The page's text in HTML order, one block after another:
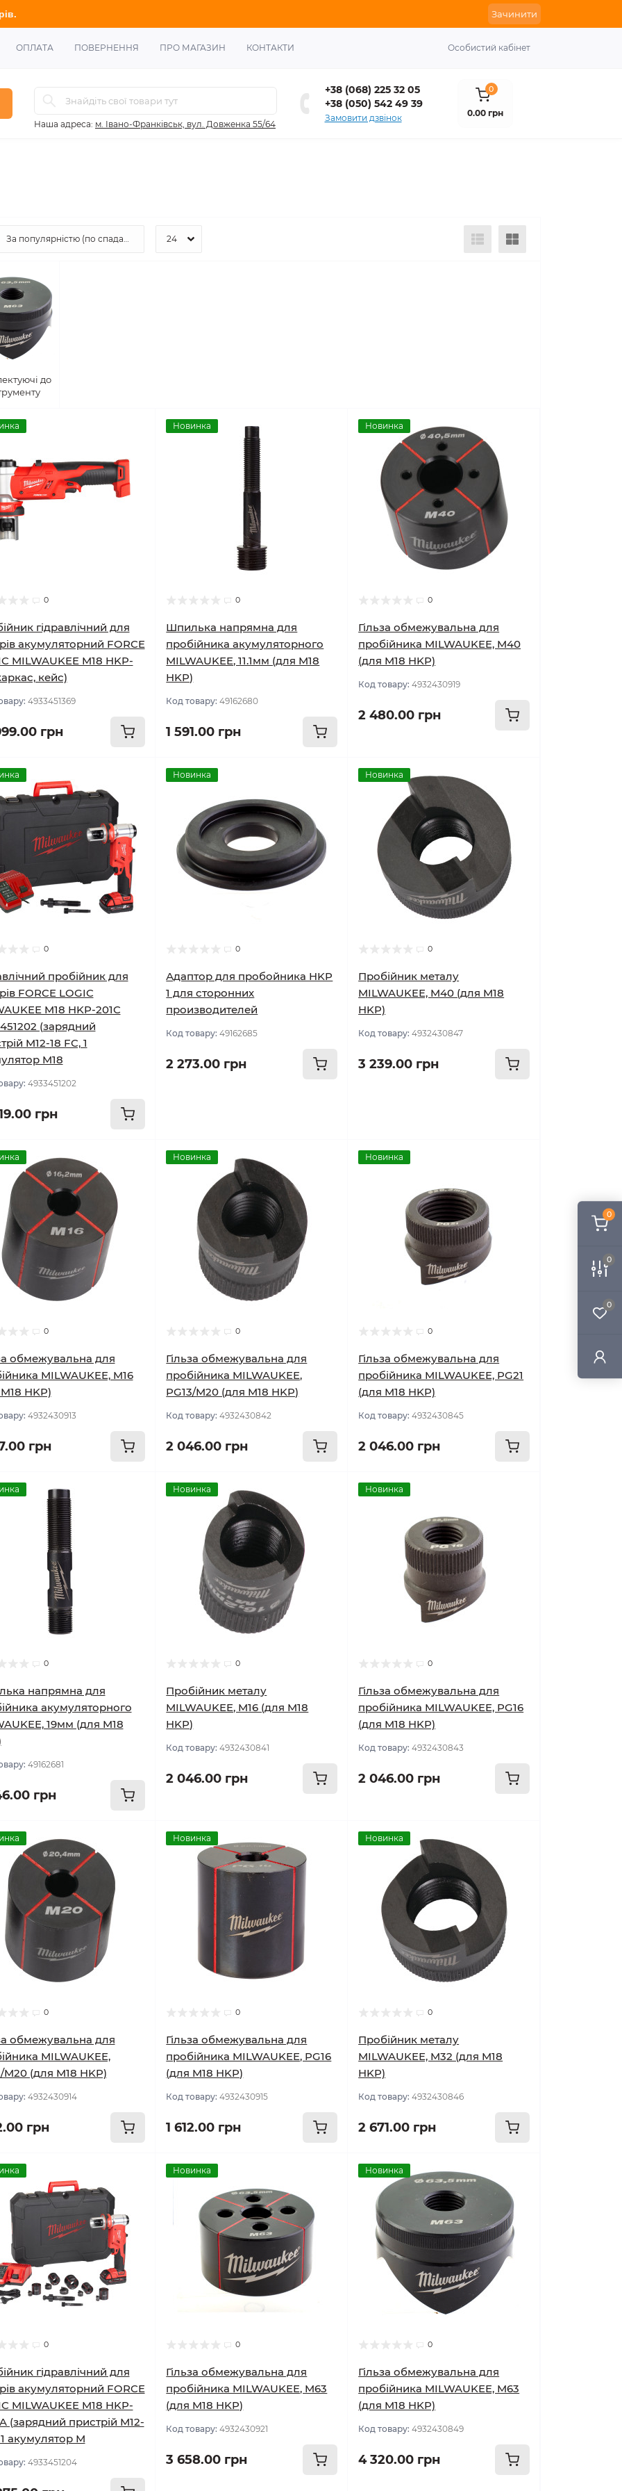
0
0
0
Зачинити
ОПЛАТА ПОВЕРНЕННЯ ПРО МАГАЗИН КОНТАКТИ Особистий кабінет
Наша адреса: м. Івано-Франківськ, вул. Довженка 55/64
+38 (068) 225 32 05
+38 (050) 542 49 39
Замовити дзвінок
0
0.00 грн
до
0
гідравлічний для
акумуляторний FORCE
MILWAUKEE M18 HKP-
кейс)
4933451369
грн
Новинка
0
Шпилька напрямна для
пробійника акумуляторного
MILWAUKEE, 11.1мм (для M18
HKP)
Код товару:49162680
1 591.00 грн
Новинка
0
Гільза обмежувальна для
пробійника MILWAUKEE, M40
(для M18 HKP)
Код товару:4932430919
2 480.00 грн
0
пробійник для
FORCE LOGIC
M18 HKP-201C
(зарядний
M12-18 FC, 1
M18
4933451202
грн
Новинка
0
Адаптор для пробойника HKP
1 для сторонних
производителей
Код товару:49162685
2 273.00 грн
Новинка
0
Пробійник металу
MILWAUKEE, M40 (для M18
HKP)
Код товару:4932430847
3 239.00 грн
0
обмежувальна для
MILWAUKEE, M16
HKP)
4932430913
грн
Новинка
0
Гільза обмежувальна для
пробійника MILWAUKEE,
PG13/M20 (для M18 HKP)
Код товару:4932430842
2 046.00 грн
Новинка
0
Гільза обмежувальна для
пробійника MILWAUKEE, PG21
(для M18 HKP)
Код товару:4932430845
2 046.00 грн
0
напрямна для
акумуляторного
19мм (для M18
49162681
грн
Новинка
0
Пробійник металу
MILWAUKEE, M16 (для M18
HKP)
Код товару:4932430841
2 046.00 грн
Новинка
0
Гільза обмежувальна для
пробійника MILWAUKEE, PG16
(для M18 HKP)
Код товару:4932430843
2 046.00 грн
0
обмежувальна для
MILWAUKEE,
M20 (для M18 HKP)
4932430914
грн
Новинка
0
Гільза обмежувальна для
пробійника MILWAUKEE, PG16
(для M18 HKP)
Код товару:4932430915
1 612.00 грн
Новинка
0
Пробійник металу
MILWAUKEE, M32 (для M18
HKP)
Код товару:4932430846
2 671.00 грн
0
гідравлічний для
акумуляторний FORCE
MILWAUKEE M18 HKP-
(зарядний пристрій М12-
1 акумулятор М
4933451204
Новинка
0
Гільза обмежувальна для
пробійника MILWAUKEE, M63
(для M18 HKP)
Код товару:4932430921
3 658.00 грн
Новинка
0
Гільза обмежувальна для
пробійника MILWAUKEE, M63
(для M18 HKP)
Код товару:4932430849
4 320.00 грн